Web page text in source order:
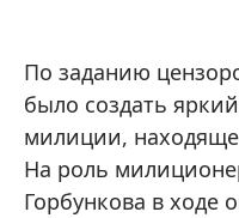
По заданию
было создать
милиции,
На роль
Горбункова в ходе